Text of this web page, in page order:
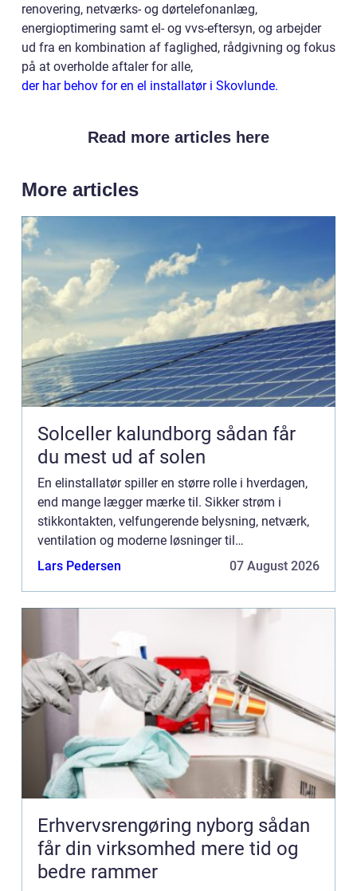
renovering, netværks- og dørtelefonanlæg,
energioptimering samt el- og vvs-eftersyn, og arbejder
ud fra en kombination af faglighed, rådgivning og fokus
på at overholde aftaler for alle,
der har behov for en el installatør i Skovlunde.
Read more articles here
More articles
Solceller kalundborg sådan får
du mest ud af solen
En elinstallatør spiller en større rolle i hverdagen,
end mange lægger mærke til. Sikker strøm i
stikkontakten, velfungerende belysning, netværk,
ventilation og moderne løsninger til
energioptimering kr&a...
Lars Pedersen 07 August 2026
Erhvervsrengøring nyborg sådan
får din virksomhed mere tid og
bedre rammer